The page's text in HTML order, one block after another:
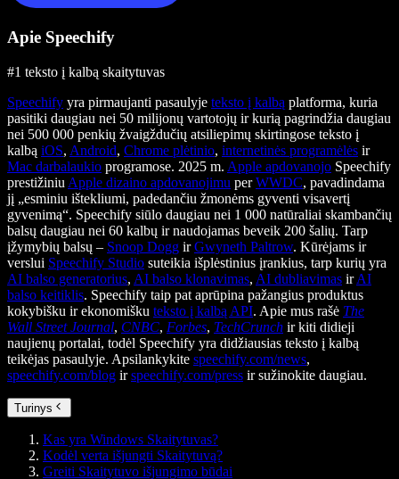
Apie Speechify
#1 teksto į kalbą skaitytuvas
Speechify yra pirmaujanti pasaulyje teksto į kalbą platforma, kuria
pasitiki daugiau nei 50 milijonų vartotojų ir kurią pagrindžia daugiau
nei 500 000 penkių žvaigždučių atsiliepimų skirtingose teksto į
kalbą iOS, Android, Chrome plėtinio, internetinės programėlės ir
Mac darbalaukio programose. 2025 m. Apple apdovanojo Speechify
prestižiniu Apple dizaino apdovanojimu perWWDC, pavadindama
jį „esminiu ištekliumi, padedančiu žmonėms gyventi visavertį
gyvenimą“. Speechify siūlo daugiau nei 1 000 natūraliai skambančių
balsų daugiau nei 60 kalbų ir naudojamas beveik 200 šalių. Tarp
įžymybių balsų – Snoop Dogg irGwyneth Paltrow. Kūrėjams ir
verslui Speechify Studio suteikia išplėstinius įrankius, tarp kurių yra
AI balso generatorius, AI balso klonavimas, AI dubliavimas irAI
balso keitiklis. Speechify taip pat aprūpina pažangius produktus
kokybišku ir ekonomišku teksto į kalbą API. Apie mus rašė The
Wall Street Journal, CNBC, Forbes, TechCrunch ir kiti didieji
naujienų portalai, todėl Speechify yra didžiausias teksto į kalbą
teikėjas pasaulyje. Apsilankykite speechify.com/news,
speechify.com/blog irspeechify.com/press ir sužinokite daugiau.
Turinys
Kas yra Windows Skaitytuvas?
Kodėl verta išjungti Skaitytuvą?
Greiti Skaitytuvo išjungimo būdai